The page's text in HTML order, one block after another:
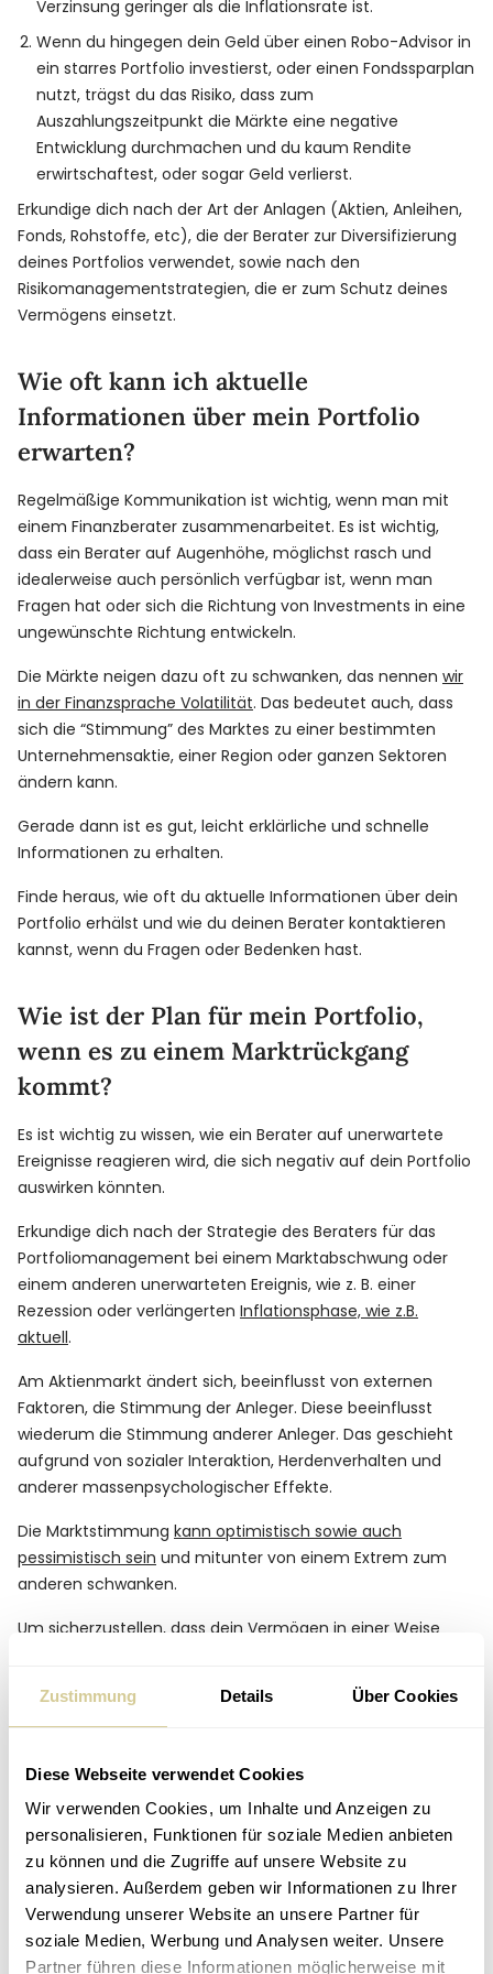
Zustimmung Details Über Cookies
Diese Webseite verwendet Cookies
Wir verwenden Cookies, um Inhalte und Anzeigen zu
personalisieren, Funktionen für soziale Medien anbieten
zu können und die Zugriffe auf unsere Website zu
analysieren. Außerdem geben wir Informationen zu Ihrer
Verwendung unserer Website an unsere Partner für
soziale Medien, Werbung und Analysen weiter. Unsere
Partner führen diese Informationen möglicherweise mit
Verzinsung geringer als die Inflationsrate ist.
Wenn du hingegen dein Geld über einen Robo-Advisor in
ein starres Portfolio investierst, oder einen Fondssparplan
nutzt, trägst du das Risiko, dass zum
Auszahlungszeitpunkt die Märkte eine negative
Entwicklung durchmachen und du kaum Rendite
erwirtschaftest, oder sogar Geld verlierst.
Erkundige dich nach der Art der Anlagen (Aktien, Anleihen,
Fonds, Rohstoffe, etc), die der Berater zur Diversifizierung
deines Portfolios verwendet, sowie nach den
Risikomanagementstrategien, die er zum Schutz deines
Vermögens einsetzt.
Wie oft kann ich aktuelle
Informationen über mein Portfolio
erwarten?
Regelmäßige Kommunikation ist wichtig, wenn man mit
einem Finanzberater zusammenarbeitet. Es ist wichtig,
dass ein Berater auf Augenhöhe, möglichst rasch und
idealerweise auch persönlich verfügbar ist, wenn man
Fragen hat oder sich die Richtung von Investments in eine
ungewünschte Richtung entwickeln.
Die Märkte neigen dazu oft zu schwanken, das nennen wir
in der Finanzsprache Volatilität. Das bedeutet auch, dass
sich die “Stimmung” des Marktes zu einer bestimmten
Unternehmensaktie, einer Region oder ganzen Sektoren
ändern kann.
Gerade dann ist es gut, leicht erklärliche und schnelle
Informationen zu erhalten.
Finde heraus, wie oft du aktuelle Informationen über dein
Portfolio erhälst und wie du deinen Berater kontaktieren
kannst, wenn du Fragen oder Bedenken hast.
Wie ist der Plan für mein Portfolio,
wenn es zu einem Marktrückgang
kommt?
Es ist wichtig zu wissen, wie ein Berater auf unerwartete
Ereignisse reagieren wird, die sich negativ auf dein Portfolio
auswirken könnten.
Erkundige dich nach der Strategie des Beraters für das
Portfoliomanagement bei einem Marktabschwung oder
einem anderen unerwarteten Ereignis, wie z. B. einer
Rezession oder verlängerten Inflationsphase, wie z.B.
aktuell.
Am Aktienmarkt ändert sich, beeinflusst von externen
Faktoren, die Stimmung der Anleger. Diese beeinflusst
wiederum die Stimmung anderer Anleger. Das geschieht
aufgrund von sozialer Interaktion, Herdenverhalten und
anderer massenpsychologischer Effekte.
Die Marktstimmung kann optimistisch sowie auch
pessimistisch sein und mitunter von einem Extrem zum
anderen schwanken.
Um sicherzustellen, dass dein Vermögen in einer Weise
Vermögensverwalter zwei Dinge vermeiden. Er sollte
niemals seine eigenen Anlageprodukte verkaufen und
keine Vereinbarungen mit Produktanbietern treffen, um
deren Produkte zu verkaufen.
Frag deinen Berater, ob eines dieser zwei Dinge auf ihn